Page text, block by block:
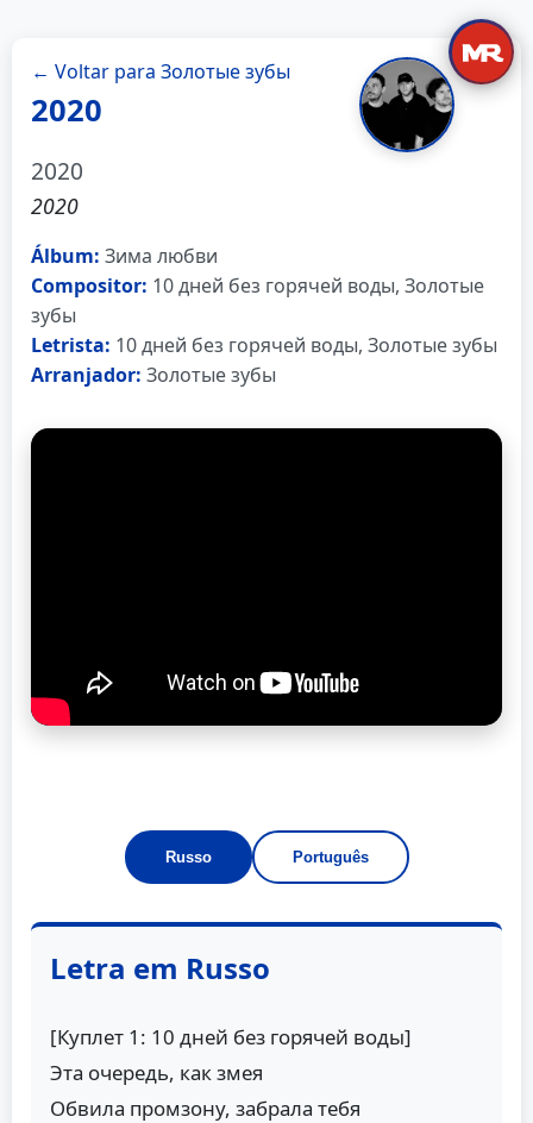
← Voltar para Золотые зубы
2020
2020
2020
Álbum: Зима любви
Compositor: 10 дней без горячей воды, Золотые
зубы
Letrista: 10 дней без горячей воды, Золотые зубы
Arranjador: Золотые зубы
Russo Português
Letra em Russo
[Куплет 1: 10 дней без горячей воды]
Эта очередь, как змея
Обвила промзону, забрала тебя